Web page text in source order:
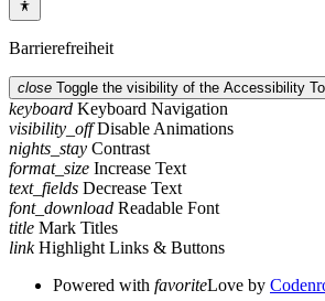
Barrierefreiheit
close Toggle the visibility of the Accessibility
keyboard Keyboard Navigation
visibility_off Disable Animations
nights_stay Contrast
format_size Increase Text
text_fields Decrease Text
font_download Readable Font
title Mark Titles
link Highlight Links & Buttons
Powered with favoriteLove by